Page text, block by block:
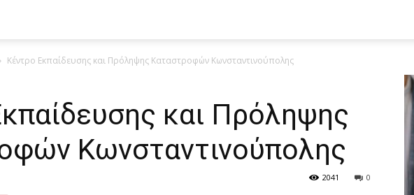
Κέντρο Εκπαίδευσης και Πρόληψης Καταστροφών Κωνσταντινούπολης
και Πρόληψης
Κωνσταντινούπολης
0
2041